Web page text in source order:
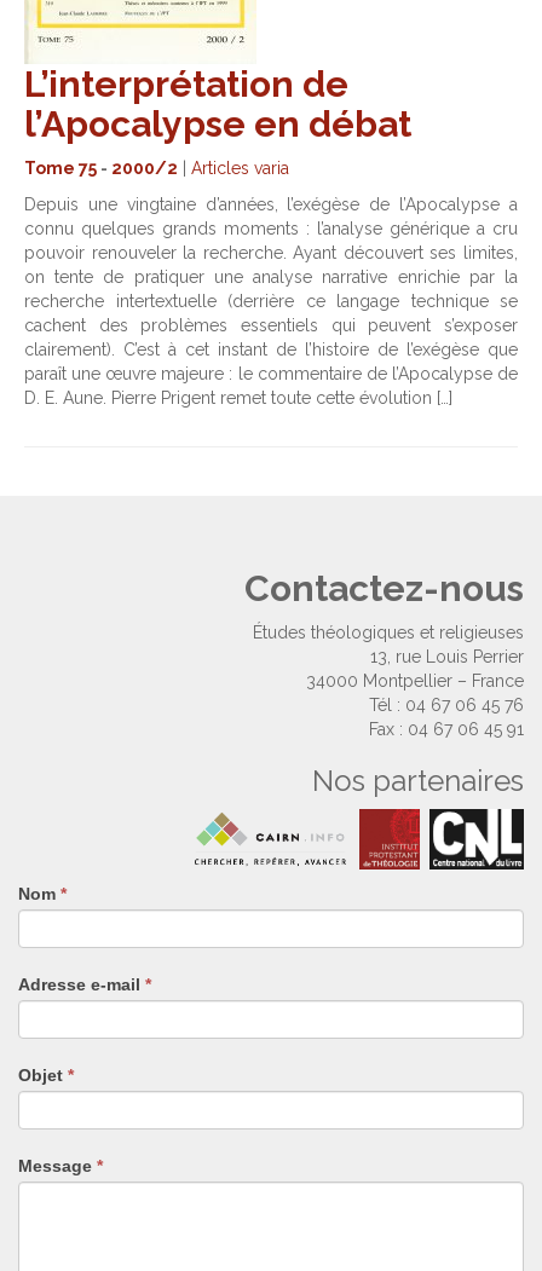
L’interprétation de
l’Apocalypse en débat
Tome 75 - 2000/2
Articles varia
Depuis une vingtaine d’années, l’exégèse de l’Apocalypse a
connu quelques grands moments : l’analyse générique a cru
pouvoir renouveler la recherche. Ayant découvert ses limites,
on tente de pratiquer une analyse narrative enrichie par la
recherche intertextuelle (derrière ce langage technique se
cachent des problèmes essentiels qui peuvent s’exposer
clairement). C’est à cet instant de l’histoire de l’exégèse que
paraît une œuvre majeure : le commentaire de l’Apocalypse de
D. E. Aune. Pierre Prigent remet toute cette évolution […]
Contactez-nous
Études théologiques et religieuses
13, rue Louis Perrier
34000 Montpellier – France
Tél : 04 67 06 45 76
Fax : 04 67 06 45 91
Nos partenaires
Nom *
Adresse e-mail *
Objet *
Message *
Si
vous
êtes
humain,
remplissez
ce